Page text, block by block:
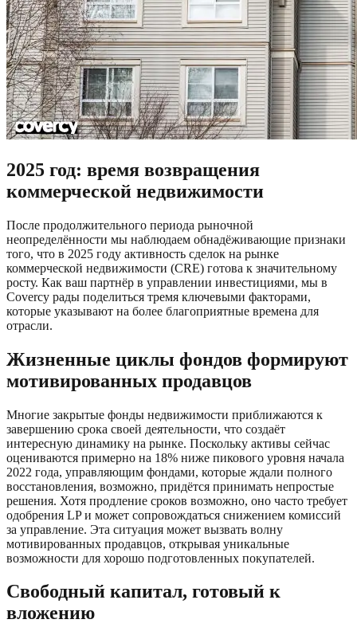
2025 год: время возвращения
коммерческой недвижимости
После продолжительного периода рыночной
неопределённости мы наблюдаем обнадёживающие признаки
того, что в 2025 году активность сделок на рынке
коммерческой недвижимости (CRE) готова к значительному
росту. Как ваш партнёр в управлении инвестициями, мы в
Covercy рады поделиться тремя ключевыми факторами,
которые указывают на более благоприятные времена для
отрасли.
Жизненные циклы фондов формируют
мотивированных продавцов
Многие закрытые фонды недвижимости приближаются к
завершению срока своей деятельности, что создаёт
интересную динамику на рынке. Поскольку активы сейчас
оцениваются примерно на 18% ниже пикового уровня начала
2022 года, управляющим фондами, которые ждали полного
восстановления, возможно, придётся принимать непростые
решения. Хотя продление сроков возможно, оно часто требует
одобрения LP и может сопровождаться снижением комиссий
за управление. Эта ситуация может вызвать волну
мотивированных продавцов, открывая уникальные
возможности для хорошо подготовленных покупателей.
Свободный капитал, готовый к
вложению